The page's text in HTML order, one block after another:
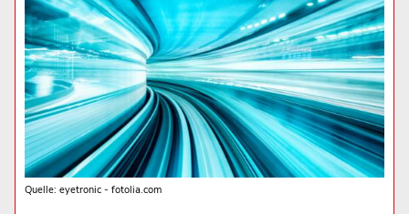
Quelle: eyetronic - fotolia.com